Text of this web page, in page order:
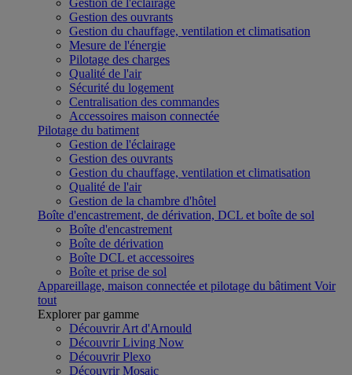
Gestion de l'éclairage
Gestion des ouvrants
Gestion du chauffage, ventilation et climatisation
Mesure de l'énergie
Pilotage des charges
Qualité de l'air
Sécurité du logement
Centralisation des commandes
Accessoires maison connectée
Pilotage du batiment
Gestion de l'éclairage
Gestion des ouvrants
Gestion du chauffage, ventilation et climatisation
Qualité de l'air
Gestion de la chambre d'hôtel
Boîte d'encastrement, de dérivation, DCL et boîte de sol
Boîte d'encastrement
Boîte de dérivation
Boîte DCL et accessoires
Boîte et prise de sol
Appareillage, maison connectée et pilotage du bâtiment Voir
tout
Explorer par gamme
Découvrir Art d'Arnould
Découvrir Living Now
Découvrir Plexo
Découvrir Mosaic